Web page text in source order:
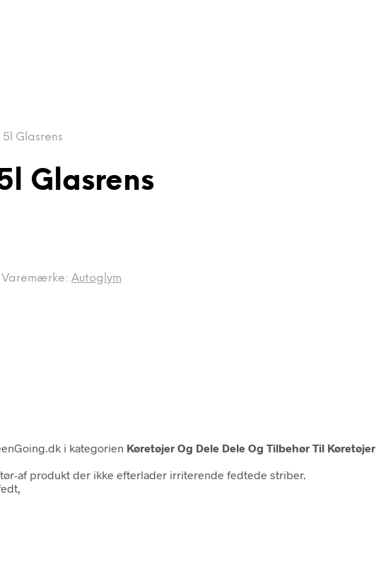
Glasrens
Glasrens
Varemærke: Autoglym
i kategorien Køretøjer Og Dele Dele Og Tilbehør Til Køretøjer
af produkt der ikke efterlader irriterende fedtede striber.